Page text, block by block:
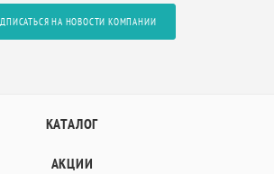
НА НОВОСТИ КОМПАНИИ
КАТАЛОГ
АКЦИИ